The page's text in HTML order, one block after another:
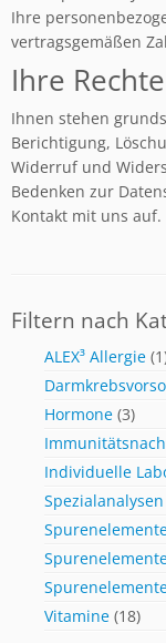
Ihre
vertragsgemäßen
Ihre Rechte
Ihnen stehen
Berichtigung,
Widerruf und
Bedenken zur
Kontakt mit uns auf.
Filtern nach
ALEX³ Allergie
Hormone (3)
Individuelle
Vitamine (18)